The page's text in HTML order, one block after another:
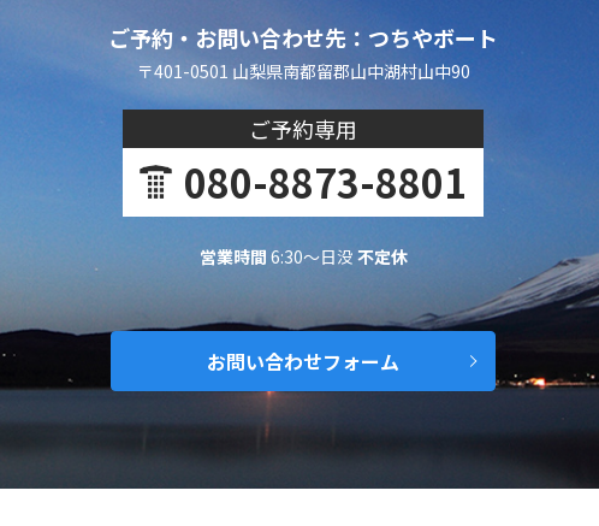
ご予約・お問い合わせ先：つちやボート
〒401-0501 山梨県南都留郡山中湖村山中90
ご予約専用
080-8873-8801
営業時間 6:30～日没 不定休
お問い合わせフォーム